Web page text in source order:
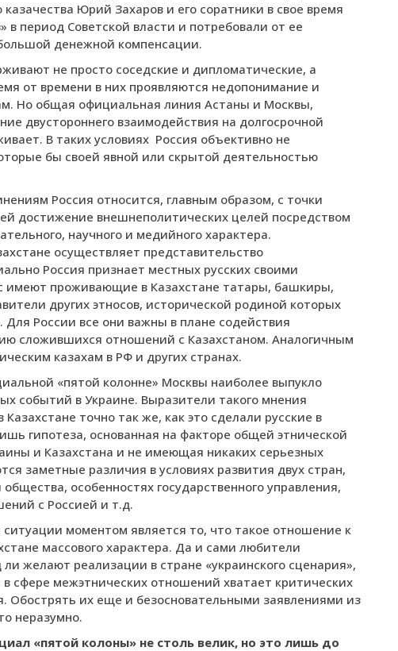
Юрий Захаров и его соратники в свое время
в период Советской власти и потребовали от ее
денежной компенсации.
не просто соседские и дипломатические, а
от времени в них проявляются недопонимание и
Но общая официальная линия Астаны и Москвы,
двустороннего взаимодействия на долгосрочной
В таких условиях Россия объективно не
бы своей явной или скрытой деятельностью
Россия относится, главным образом, с точки
достижение внешнеполитических целей посредством
научного и медийного характера.
осуществляет представительство
Россия признает местных русских своими
имеют проживающие в Казахстане татары, башкиры,
других этносов, исторической родиной которых
России все они важны в плане содействия
сложившихся отношений с Казахстаном. Аналогичным
казахам в РФ и других странах.
«пятой колонне» Москвы наиболее выпукло
событий в Украине. Выразители такого мнения
точно так же, как это сделали русские в
гипотеза, основанная на факторе общей этнической
и Казахстана и не имеющая никаких серьезных
заметные различия в условиях развития двух стран,
особенностях государственного управления,
с Россией и т.д.
моментом является то, что такое отношение к
массового характера. Да и сами любители
желают реализации в стране «украинского сценария»,
сфере межэтнических отношений хватает критических
Обострять их еще и безосновательными заявлениями из
неразумно.
«пятой колоны» не столь велик, но это лишь до